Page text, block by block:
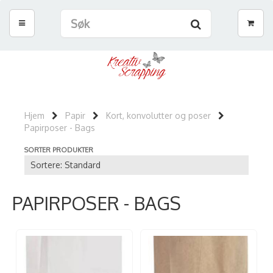
Hjem Papir
Kort, konvolutter og poser
Papirposer - Bags
SORTER PRODUKTER
PAPIRPOSER - BAGS